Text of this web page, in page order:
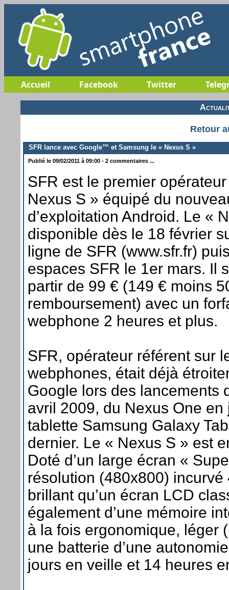
Accueil Facebook Twitter
Retour
SFR lance avec Google™ et Samsung le « Nexus S »
Publié le 09/02/2011 à 09:00 - 2 commentaires ...
SFR est le premier
Nexus S » équipé du
d’exploitation Android. Le «
disponible dès le 18 février
ligne de SFR (www.sfr.fr)
espaces SFR le 1er mars. Il
partir de 99 € (149 € moins
remboursement) avec un
webphone 2 heures et plus.
SFR, opérateur référent sur
webphones, était déjà
Google lors des lancements
avril 2009, du Nexus One
tablette Samsung Galaxy
dernier. Le « Nexus S » est
Doté d’un large écran «
résolution (480x800) incurvé
brillant qu’un écran LCD
également d’une mémoire
à la fois ergonomique, léger
une batterie d’une
jours en veille et 14 heures